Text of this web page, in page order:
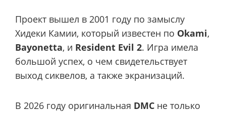
Проект вышел в 2001 году по замыслу
Хидеки Камии, который известен по Okami,
Bayonetta, и Resident Evil 2. Игра имела
большой успех, о чем свидетельствует
выход сиквелов, а также экранизаций.
В 2026 году оригинальная DMC не только